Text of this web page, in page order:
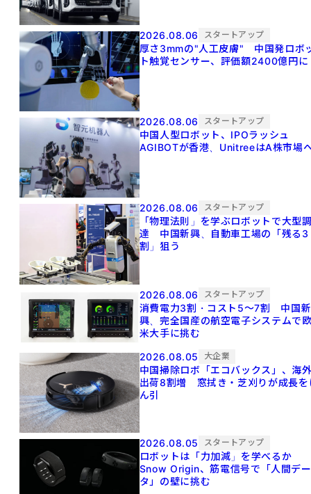
2026.08.06 スタートアップ
厚さ3mmの"人工皮膚" 中国発ロボ
ト触覚センサー、評価額2400億円に
2026.08.06 スタートアップ
中国人型ロボット、IPOラッシュ
AGIBOTが香港、UnitreeはA株市場
2026.08.06 スタートアップ
「物理法則」を学ぶロボットで大型
達 中国新興、自動車工場の「残る3
割」狙う
2026.08.06 スタートアップ
消費電力3割・コスト5〜7割 中国新
興、完全国産の航空電子システムで
米大手に挑む
2026.08.05
大企業
中国掃除ロボ「エコバックス」、海
出荷8割増 窓拭き・芝刈りが成長を
ん引
2026.08.05 スタートアップ
ロボットは「力加減」を学べるか
Snow Origin、筋電信号で「人間デー
タ」の壁に挑む